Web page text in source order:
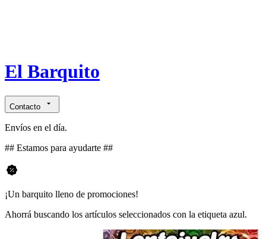
El Barquito
Contacto
Envíos en el día.
## Estamos para ayudarte ##
¡Un barquito lleno de promociones!
Ahorrá buscando los artículos seleccionados con la etiqueta azul.